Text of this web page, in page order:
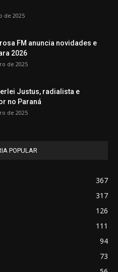
de 2025
FM anuncia novidades e
2026
de 2025
Justus, radialista e
no Paraná
de 2025
POPULAR
367
317
126
111
94
73